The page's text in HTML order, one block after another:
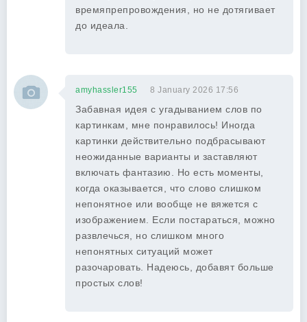
времяпрепровождения, но не дотягивает
до идеала.
amyhassler155 8 January 2026 17:56
Забавная идея с угадыванием слов по
картинкам, мне понравилось! Иногда
картинки действительно подбрасывают
неожиданные варианты и заставляют
включать фантазию. Но есть моменты,
когда оказывается, что слово слишком
непонятное или вообще не вяжется с
изображением. Если постараться, можно
развлечься, но слишком много
непонятных ситуаций может
разочаровать. Надеюсь, добавят больше
простых слов!